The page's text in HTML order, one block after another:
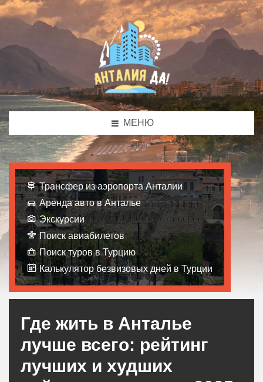
МЕНЮ
Трансфер из аэропорта Анталии
Аренда авто в Анталье
Экскурсии
Поиск авиабилетов
Поиск туров в Турцию
Калькулятор безвизовых дней в Турции
Где жить в Анталье
лучше всего: рейтинг
лучших и худших